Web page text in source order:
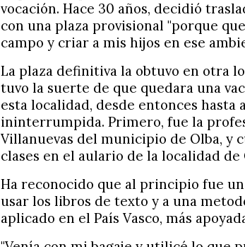
vocación. Hace 30 años, decidió
con una plaza provisional "porque
campo y criar a mis hijos en ese
La plaza definitiva la obtuvo en otra
tuvo la suerte de que quedara una
esta localidad, desde entonces
ininterrumpida. Primero, fue la
Villanuevas del municipio de Olba, y
clases en el aulario de la localidad de
Ha reconocido que al principio fue
usar los libros de texto y a una
aplicado en el País Vasco, más